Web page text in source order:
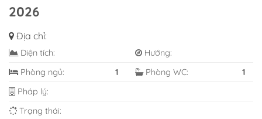
2026
Địa chỉ:
Diện tích:
Hướng:
Phòng ngủ:
1 Phòng WC:
1
Pháp lý:
Trạng thái: